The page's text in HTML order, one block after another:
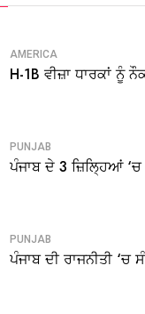
AMERICA
H-1B ਵੀਜ਼ਾ ਧਾਰਕਾਂ ਨੂੰ
PUNJAB
ਪੰਜਾਬ ਦੇ 3 ਜ਼ਿਲ੍ਹਿਆਂ ‘ਚ
PUNJAB
ਪੰਜਾਬ ਦੀ ਰਾਜਨੀਤੀ ‘ਚ